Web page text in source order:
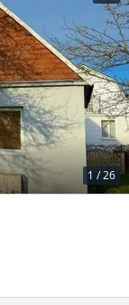
1 /26